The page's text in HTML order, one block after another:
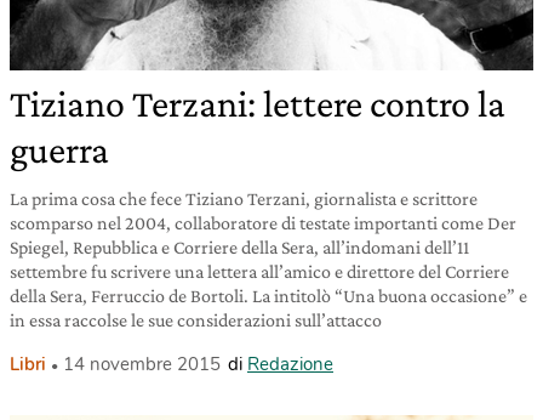
Tiziano Terzani: lettere contro la
guerra
La prima cosa che fece Tiziano Terzani, giornalista e scrittore
scomparso nel 2004, collaboratore di testate importanti come Der
Spiegel, Repubblica e Corriere della Sera, all’indomani dell’11
settembre fu scrivere una lettera all’amico e direttore del Corriere
della Sera, Ferruccio de Bortoli. La intitolò “Una buona occasione” e
in essa raccolse le sue considerazioni sull’attacco
Libri 14 novembre 2015 di Redazione